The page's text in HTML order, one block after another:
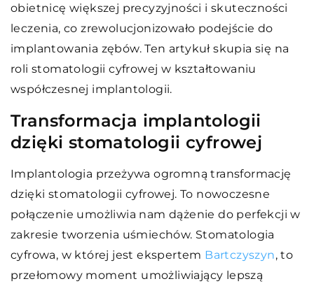
obietnicę większej precyzyjności i skuteczności
leczenia, co zrewolucjonizowało podejście do
implantowania zębów. Ten artykuł skupia się na
roli stomatologii cyfrowej w kształtowaniu
współczesnej implantologii.
Transformacja implantologii
dzięki stomatologii cyfrowej
Implantologia przeżywa ogromną transformację
dzięki stomatologii cyfrowej. To nowoczesne
połączenie umożliwia nam dążenie do perfekcji w
zakresie tworzenia uśmiechów. Stomatologia
cyfrowa, w której jest ekspertem Bartczyszyn, to
przełomowy moment umożliwiający lepszą